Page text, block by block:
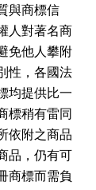
與商標信
人對著名商
免他人攀附
性，各國法
均提供比一
標稍有雷同
依附之商品
品，仍有可
商標而需負